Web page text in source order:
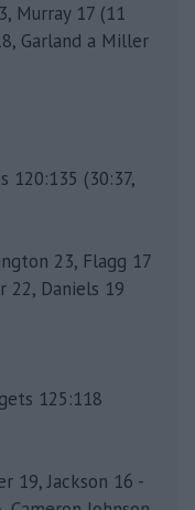
Murray 17 (11
Garland a Miller
120:135 (30:37,
23, Flagg 17
22, Daniels 19
125:118
19, Jackson 16 -